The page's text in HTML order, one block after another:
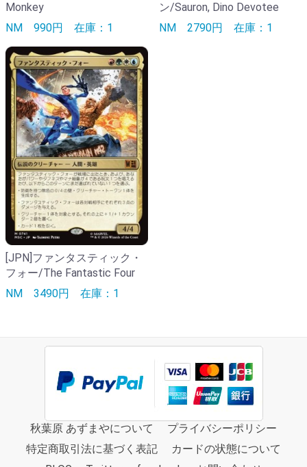
Monkey
NM 990円 在庫：1
ン/Sauron, Dino Devotee
NM 2790円 在庫：1
[JPN]ファンタスティック・
フォー/The Fantastic Four
NM 3490円 在庫：1
秋葉原 あずまやについて
プライバシーポリシー
特定商取引法に基づく表記
カードの状態について